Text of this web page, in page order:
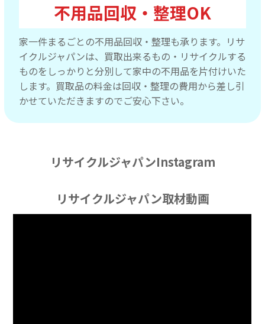
不用品回収・整理OK
家一件まるごとの不用品回収・整理も承ります。リサ
イクルジャパンは、買取出来るもの・リサイクルする
ものをしっかりと分別して家中の不用品を片付けいた
します。買取品の料金は回収・整理の費用から差し引
かせていただきますのでご安心下さい。
リサイクルジャパンInstagram
リサイクルジャパン取材動画